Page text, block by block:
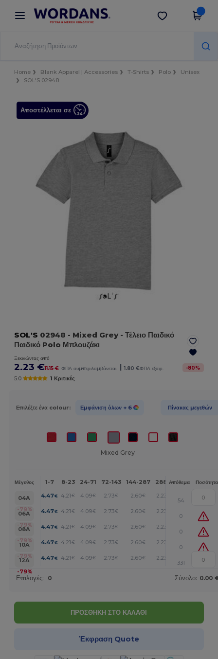
× Εφαρμογή Wordans
Καλύτερες τιμές στην εφαρμογή!
Λήψη app
Home Blank Apparel | Accessories T-Shirts Polo
Unisex
SOL'S 02948
Αποστέλλεται σε
SOL'S 02948 - Mixed Grey- Τέλειο Παιδικό
Παιδικό Polo Μπλουζάκι
Ξεκινώντας από
2.23 €11.15 € ΦΠΑ συμπεριλαμβάνεται. | 1.80 €ΦΠΑ εξαιρ. -80%
5.0 1 Κριτικές
Επιλέξτε ένα colour: Εμφάνιση όλων + 6 Πίνακας μεγεθών
Mixed Grey
Μέγεθος 1-7 8-23 24-71 72-143 144-287 288 + Περισσότερα
Απόθεμα Ποσότητα
04A
-79%
4.47€ 4.21 € 4.09€ 2.73€ 2.60€ 2.23
54
06A
-79%
4.47€ 4.21 € 4.09€ 2.73€ 2.60€ 2.23
0
08A
-79%
4.47€ 4.21 € 4.09€ 2.73€ 2.60€ 2.23
0
10A
-79%
4.47€ 4.21 € 4.09€ 2.73€ 2.60€ 2.23
0
12A
-79%
4.47€ 4.21 € 4.09€ 2.73€ 2.60€ 2.23
331
Επιλογές: 0 Σύνολο: 0.00
ΠΡΟΣΘΗΚΗ ΣΤΟ ΚΑΛΑΘΙ
Έκφραση Quote